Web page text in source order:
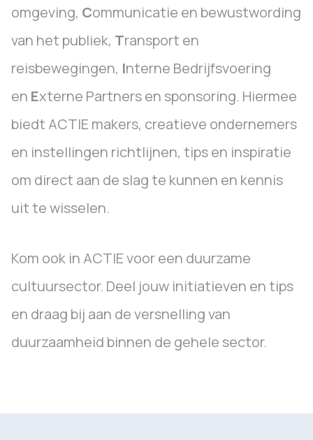
omgeving, Communicatie en bewustwording
van het publiek, Transport en
reisbewegingen, Interne Bedrijfsvoering
en Externe Partners en sponsoring. Hiermee
biedt ACTIE makers, creatieve ondernemers
en instellingen richtlijnen, tips en inspiratie
om direct aan de slag te kunnen en kennis
uit te wisselen.
Kom ook in ACTIE voor een duurzame
cultuursector. Deel jouw initiatieven en tips
en draag bij aan de versnelling van
duurzaamheid binnen de gehele sector.